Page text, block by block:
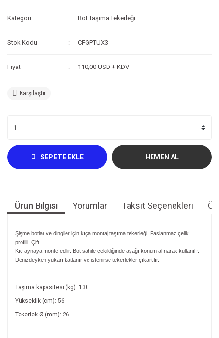
Kategori Bot Taşıma Tekerleği
Stok Kodu CFGPTUX3
Fiyat 110,00 USD + KDV
Karşılaştır
SEPETE EKLE HEMEN AL
Ürün Bilgisi Yorumlar Taksit Seçenekleri
Şişme botlar ve dingiler için kıça montaj taşıma tekerleği. Paslanmaz çelik
profilli. Çift.
Kıç aynaya monte edilir. Bot sahile çekildiğinde aşağı konum alınarak kullanılır.
Denizdeyken yukarı katlanır ve istenirse tekerlekler çıkartılır.
Taşıma kapasitesi (kg): 130
Yükseklik (cm): 56
Tekerlek Ø (mm): 26